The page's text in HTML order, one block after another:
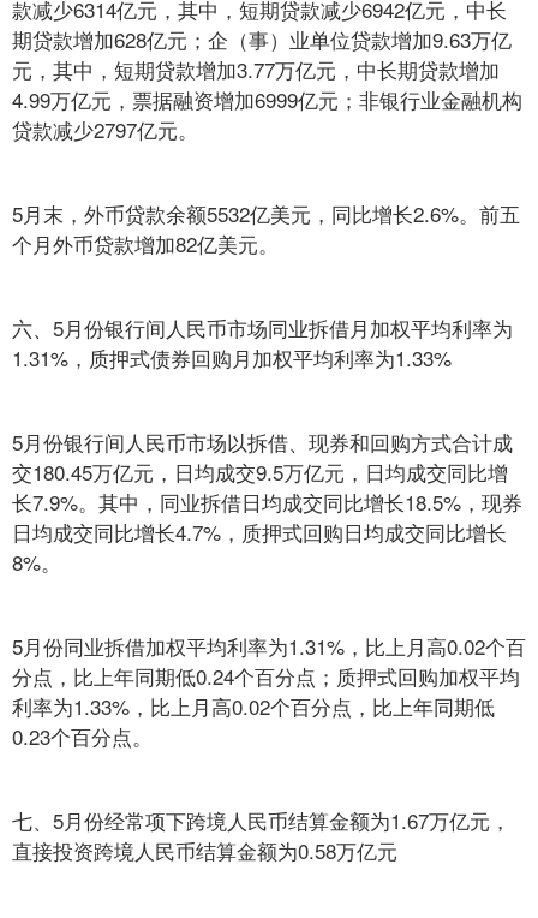
款减少6314亿元，其中，短期贷款减少6942亿元，中长
期贷款增加628亿元；企（事）业单位贷款增加9.63万亿
元，其中，短期贷款增加3.77万亿元，中长期贷款增加
4.99万亿元，票据融资增加6999亿元；非银行业金融机构
贷款减少2797亿元。
5月末，外币贷款余额5532亿美元，同比增长2.6%。前五
个月外币贷款增加82亿美元。
六、5月份银行间人民币市场同业拆借月加权平均利率为
1.31%，质押式债券回购月加权平均利率为1.33%
5月份银行间人民币市场以拆借、现券和回购方式合计成
交180.45万亿元，日均成交9.5万亿元，日均成交同比增
长7.9%。其中，同业拆借日均成交同比增长18.5%，现券
日均成交同比增长4.7%，质押式回购日均成交同比增长
8%。
5月份同业拆借加权平均利率为1.31%，比上月高0.02个百
分点，比上年同期低0.24个百分点；质押式回购加权平均
利率为1.33%，比上月高0.02个百分点，比上年同期低
0.23个百分点。
七、5月份经常项下跨境人民币结算金额为1.67万亿元，
直接投资跨境人民币结算金额为0.58万亿元